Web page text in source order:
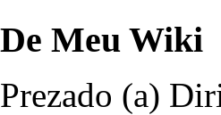
De Meu Wiki
Prezado (a)